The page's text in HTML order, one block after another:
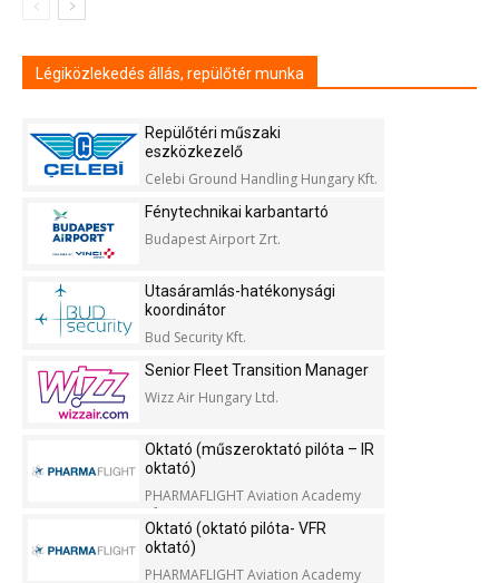
Légiközlekedés állás, repülőtér munka
Repülőtéri műszaki
eszközkezelő
Celebi Ground Handling Hungary Kft.
Fénytechnikai karbantartó
Budapest Airport Zrt.
Utasáramlás-hatékonysági
koordinátor
Bud Security Kft.
Senior Fleet Transition Manager
Wizz Air Hungary Ltd.
Oktató (műszeroktató pilóta – IR
oktató)
PHARMAFLIGHT Aviation Academy
Kft.
Oktató (oktató pilóta- VFR
oktató)
PHARMAFLIGHT Aviation Academy